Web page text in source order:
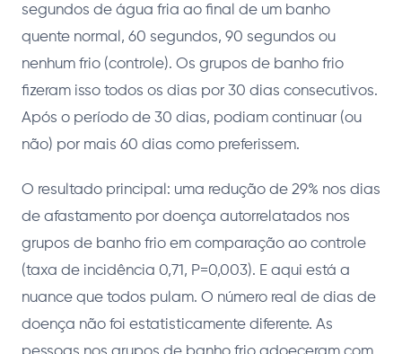
segundos de água fria ao final de um banho
quente normal, 60 segundos, 90 segundos ou
nenhum frio (controle). Os grupos de banho frio
fizeram isso todos os dias por 30 dias consecutivos.
Após o período de 30 dias, podiam continuar (ou
não) por mais 60 dias como preferissem.
O resultado principal: uma redução de 29% nos dias
de afastamento por doença autorrelatados nos
grupos de banho frio em comparação ao controle
(taxa de incidência 0,71, P=0,003). E aqui está a
nuance que todos pulam. O número real de dias de
doença não foi estatisticamente diferente. As